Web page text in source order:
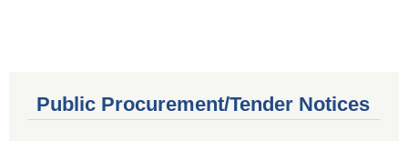
Public Procurement/Tender Notices